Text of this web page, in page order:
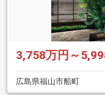
3,758万円～
広島県福山市船町